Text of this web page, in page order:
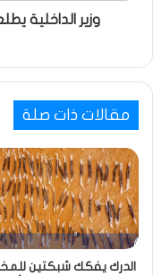
وزير الداخلية
مقالات ذات صلة
الدرك يفكك شبكتين